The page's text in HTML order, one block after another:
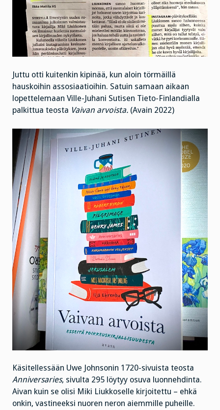
Juttu otti kuitenkin kipinää, kun aloin törmäillä
hauskoihin assosiaatioihin. Satuin samaan aikaan
lopettelemaan Ville-Juhani Sutisen Tieto-Finlandialla
palkittua teosta Vaivan arvoista. (Avain 2022)
Käsitellessään Uwe Johnsonin 1720-sivuista teosta
Anniversaries, sivulta 295 löytyy osuva luonnehdinta.
Aivan kuin se olisi Miki Liukkoselle kirjoitettu – ehkä
onkin, vastineeksi nuoren neron aiemmille puheille.